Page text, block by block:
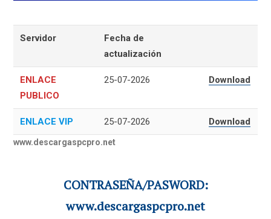
Servidor
Fecha de
actualización
ENLACE
PUBLICO
25-07-2026 Download
ENLACE VIP 25-07-2026 Download
www.descargaspcpro.net
CONTRASEÑA/PASWORD:
www.descargaspcpro.net